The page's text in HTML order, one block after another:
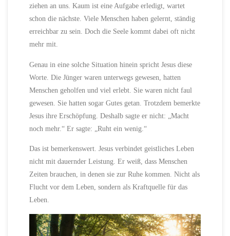
ziehen an uns. Kaum ist eine Aufgabe erledigt, wartet
schon die nächste. Viele Menschen haben gelernt, ständig
erreichbar zu sein. Doch die Seele kommt dabei oft nicht
mehr mit.
Genau in eine solche Situation hinein spricht Jesus diese
Worte. Die Jünger waren unterwegs gewesen, hatten
Menschen geholfen und viel erlebt. Sie waren nicht faul
gewesen. Sie hatten sogar Gutes getan. Trotzdem bemerkte
Jesus ihre Erschöpfung. Deshalb sagte er nicht: „Macht
noch mehr.“ Er sagte: „Ruht ein wenig.“
Das ist bemerkenswert. Jesus verbindet geistliches Leben
nicht mit dauernder Leistung. Er weiß, dass Menschen
Zeiten brauchen, in denen sie zur Ruhe kommen. Nicht als
Flucht vor dem Leben, sondern als Kraftquelle für das
Leben.